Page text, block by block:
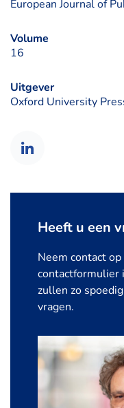
European Journal of
Volume
16
Uitgever
Oxford University
Heeft u een
Neem contact
contactformulier
zullen zo
vragen.